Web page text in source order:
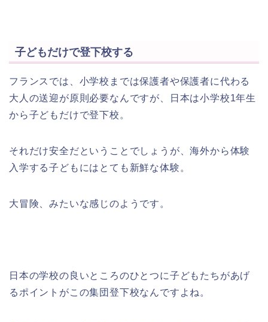
子どもだけで登下校する
フランスでは、小学校までは保護者や保護者に代わる
大人の送迎が原則必要なんですが、日本は小学校1年生
から子どもだけで登下校。
それだけ安全だということでしょうが、海外から体験
入学する子どもにはとても新鮮な体験。
大冒険、みたいな感じのようです。
日本の学校の良いところのひとつに子どもたちがあげ
るポイントがこの集団登下校なんですよね。